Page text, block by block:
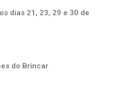
dias 21, 23, 29 e 30 de
do Brincar